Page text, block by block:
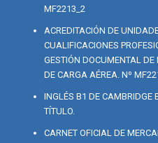
MF2213_2
ACREDITACIÓN DE
CUALIFICACIONES
GESTIÓN DOCUMENTAL
DE CARGA AÉREA. Nº
INGLÉS B1 DE CAMBRIDGE
TÍTULO.
CARNET OFICIAL DE